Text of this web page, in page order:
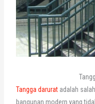
Tangga daruratadalah
bangunan modern yang